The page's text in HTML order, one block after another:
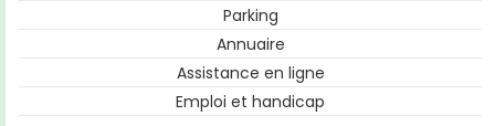
Parking
Annuaire
Assistance en ligne
Emploi et handicap